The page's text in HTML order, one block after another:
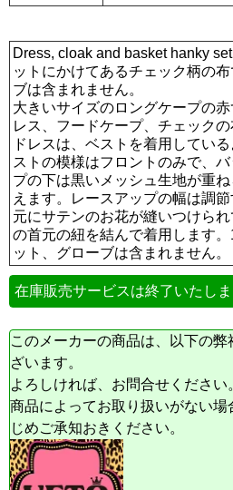
Dress, cloak and basket hanky
ットにかけてあるチェック柄の
ブは含まれません。
大きいサイズのロングケープの
レス、フードケープ、チェック
ドレスは、ベストを着用してい
ストの模様はフロントのみで、
プの下は黒いメッシュ生地が重
えます。レースアップの幅は調
元にサテンのお花が縫いつけら
の首元の紐を結んで着用します
ット、グローブは含まれません。
在庫販売サービスは終了いたし
このメーカーの商品は、以下の
ざいます。
よろしければ、お問合せください
商品によってお取り扱いがない
じめご承知おきください。